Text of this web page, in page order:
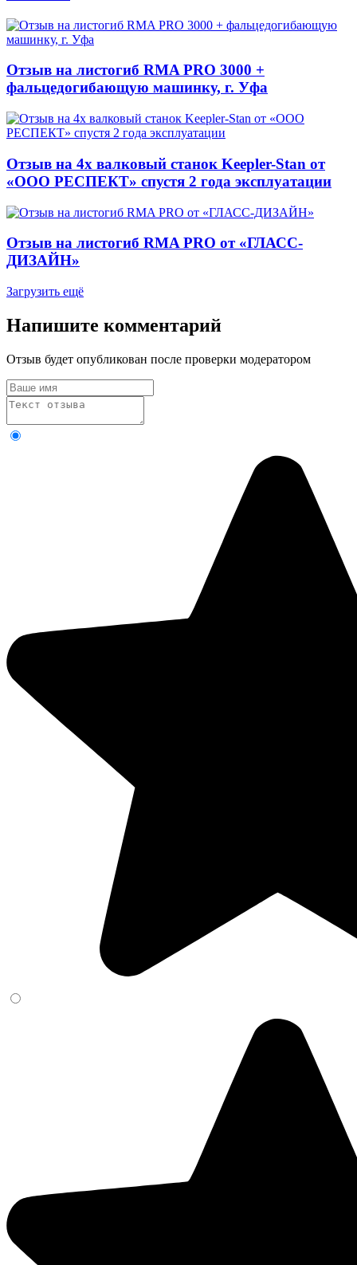
Отзыв на листогиб RMA PRO 3000 +
фальцедогибающую машинку, г. Уфа
Отзыв на 4х валковый станок Keepler-Stan от
«ООО РЕСПЕКТ» спустя 2 года эксплуатации
Отзыв на листогиб RMA PRO от «ГЛАСС-
ДИЗАЙН»
Загрузить ещё
Напишите комментарий
Отзыв будет опубликован после проверки модератором